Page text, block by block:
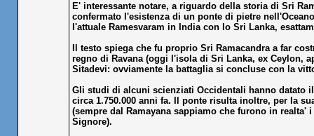
E' interessante notare, a riguardo della storia di Sri
confermato l'esistenza di un ponte di pietre
l'attuale Ramesvaram in India con lo Sri Lanka,
Il testo spiega che fu proprio Sri Ramacandra a far
regno di Ravana (oggi l'isola di Sri Lanka, ex Ceylon,
Sitadevi: ovviamente la battaglia si concluse con la
Gli studi di alcuni scienziati Occidentali hanno datato
circa 1.750.000 anni fa. Il ponte risulta inoltre, per la
(sempre dal Ramayana sappiamo che furono in
Signore).